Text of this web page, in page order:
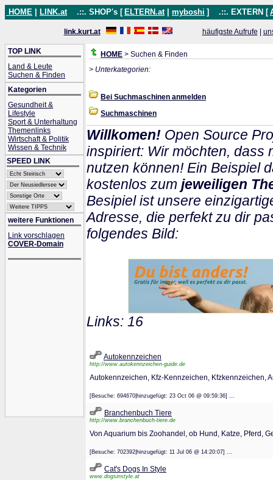
HOME LINK.at .::. SHOP's [ ELTERN.at myboshi ] .::. EXTERN [
link.kurt.at häufigste Aufrufe
TOP LINK
Land & Leute
Suchen & Finden
Kategorien
Gesundheit &
Lifestyle
Sport & Unterhaltung
Themenlinks
Wirtschaft & Politik
Wissen & Technik
SPEED LINK
weitere Funktionen
Link vorschlagen
COVER-Domain
HOME > Suchen & Finden
> Unterkategorien:
Bei Suchmaschinen anmelden
Suchmaschinen
Willkomen! Open Source
inspiriert: Wir möchten, dass
nutzen können! Ein Beispiel
kostenlos zum jeweiligen
Besipiel ist unsere
Adresse, die perfekt zu dir
folgendes Bild:
Links: 16
Autokennzeichen
http://www.autokennzeichen-guide.de
Autokennzeichen, Kfz-Kennzeichen, Kfzkennzeichen,
[Besuche: 694670|hinzugefügt: 23 Oct 06 @ 09:59:36] ...
Branchenbuch Tiere
http://www.branchenbuch-tiere.de
Von Aquarium bis Zoohandel, ob Hund, Katze, Pferd,
[Besuche: 702392|hinzugefügt: 11 Jul 06 @ 14:20:07] ...
Cat's Dogs In Style
www.dogsinstyle.at